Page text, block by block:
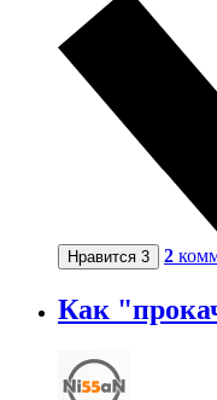
Нравится 3 2
Как